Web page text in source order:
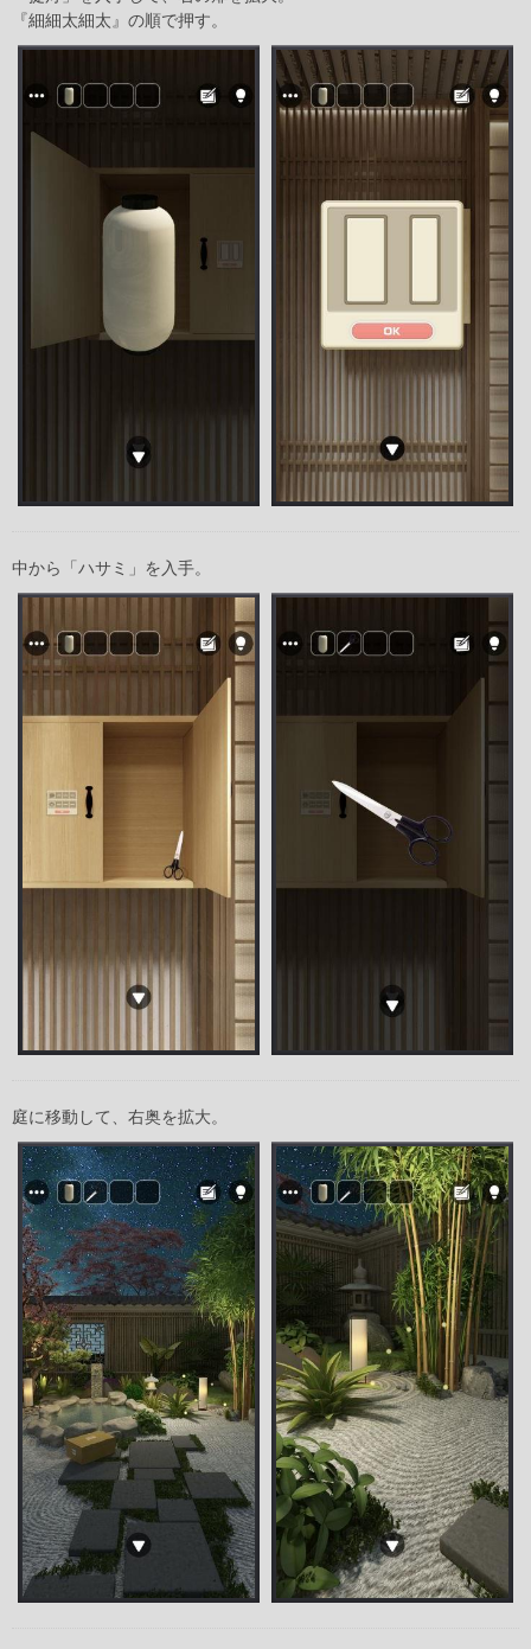
『細細太細太』の順で押す。
中から「ハサミ」を入手。
庭に移動して、右奥を拡大。